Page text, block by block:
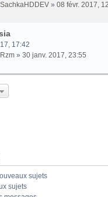
SachkaHDDEV » 08 févr. 2017,
17:42
Rzm » 30 janv. 2017, 23:55
sujets
sujets